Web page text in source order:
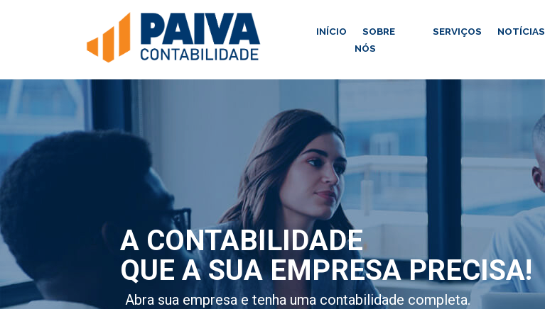
INÍCIO
SOBRE
NÓS
SERVIÇOS NOTÍCIAS
A CONTABILIDADE
QUE A SUA EMPRESA PRECISA!
Abra sua empresa e tenha uma contabilidade completa.